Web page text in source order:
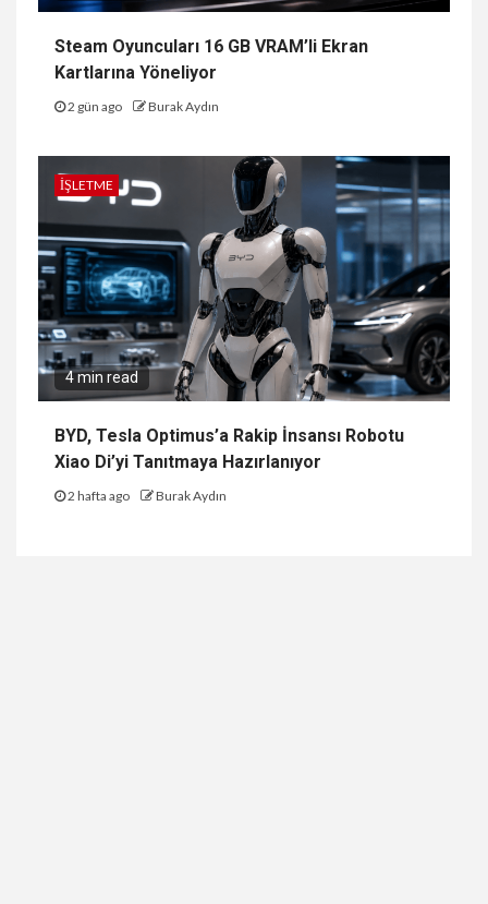
Steam Oyuncuları 16 GB VRAM’li Ekran
Kartlarına Yöneliyor
2 gün ago Burak Aydın
İŞLETME
4 min read
BYD, Tesla Optimus’a Rakip İnsansı Robotu
Xiao Di’yi Tanıtmaya Hazırlanıyor
2 hafta ago Burak Aydın